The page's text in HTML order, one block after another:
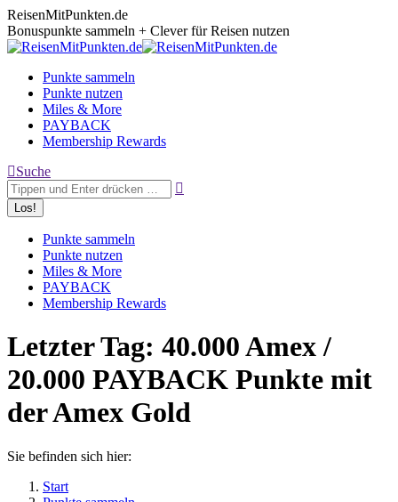
Zum
Inhalt
springen
ReisenMitPunkten.de
Bonuspunkte sammeln + Clever für Reisen nutzen
Punkte sammeln
Punkte nutzen
Miles & More
PAYBACK
Membership Rewards
Search:
Suche
Punkte sammeln
Punkte nutzen
Miles & More
PAYBACK
Membership Rewards
Letzter Tag: 40.000 Amex /
20.000 PAYBACK Punkte mit
der Amex Gold
Sie befinden sich hier:
Start